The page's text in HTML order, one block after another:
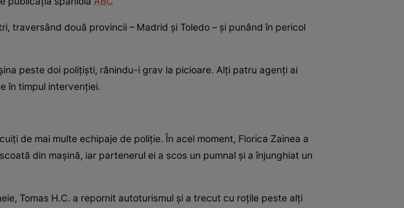
traversând două provincii – Madrid și Toledo – și punând în pericol
peste doi polițiști, rănindu-i grav la picioare. Alți patru agenți ai
în timpul intervenției.
de mai multe echipaje de poliție. În acel moment, Florica Zainea a
din mașină, iar partenerul ei a scos un pumnal și a înjunghiat un
Tomas H.C. a repornit autoturismul și a trecut cu roțile peste alți